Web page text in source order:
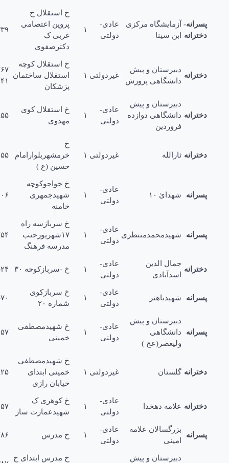
آزمایشگاه مرکزى
ابن سینا
عادی-
۱
خ استقلال خ
پروین اعتصامی
غربی ک
دکترصفوى
۲۵۱۹۳۳۹
دبیرستان و پیش
دانشگاهی پرورش
غیردولتی ۱
خ استقلال کوچه
استقلال ساختمان
۴۸۷۶۷
۲۶۹۶۴۱
دبیرستان و پیش
دانشگاهی دوازده
عادی-
دولتی
۱
خ استقلال کوى
مهدوى
۲۵۱۶۹۵۵
ثارالله غیردولتی ۱
خرمشهربلوارامام
حسین (ع )
۲۳۴۰۵۵
شهدائ ۱۰ ۱
خ خواجوکوچه
شهیدجمهرى
۲۵۱۶۴۰۶
شهیدمحمدمنتظرى
دولتی
۱
خ سربازسه راه
۱۷شهریورجنب
مدرسه فرهنگ
۳۲۱۸۲۵۴
جمال الدین
اسدآبادى
۱ خ -سربازکوچه ۳۰ ۳۳۱۱۵۲۴
شهیدباهنر ۱
خ سربازکوى
شماره ۲۰
۳۳۲۳۵۷۰
دبیرستان و پیش
دانشگاهی
ولیعصر(عج )
عادی-
۱
خ شهیدمصطفی
خمینی
۲۲۲۴۴۵۷
گلستان غیردولتی ۱
خ شهیدمصطفی
خمینی ابتداى
خیابان رازى
۲۲۴۸۲۵
علامه دهخدا
دولتی
۱
خ کوهرى ک
شهیدعمارت ساز
۲۲۲۳۴۵۷
بزرگسالان علامه
امینی
عادی-
۱ خ مدرس ۳۳۱۲۲۸۶
دبیرستان و پیش خ مدرس ابتداى خ